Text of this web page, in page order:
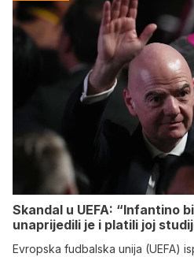
Skandal u UEFA: “Infantino
unaprijedili je i platili joj
Evropska fudbalska unija (UEFA)